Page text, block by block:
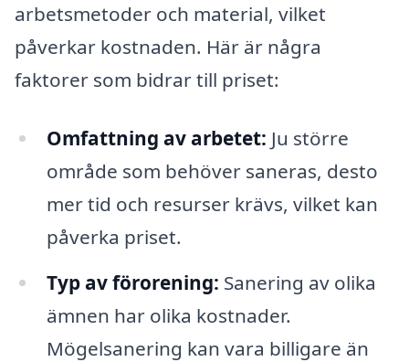
arbetsmetoder och material, vilket
påverkar kostnaden. Här är några
faktorer som bidrar till priset:
Omfattning av arbetet: Ju större
område som behöver saneras, desto
mer tid och resurser krävs, vilket kan
påverka priset.
Typ av förorening: Sanering av olika
ämnen har olika kostnader.
Mögelsanering kan vara billigare än